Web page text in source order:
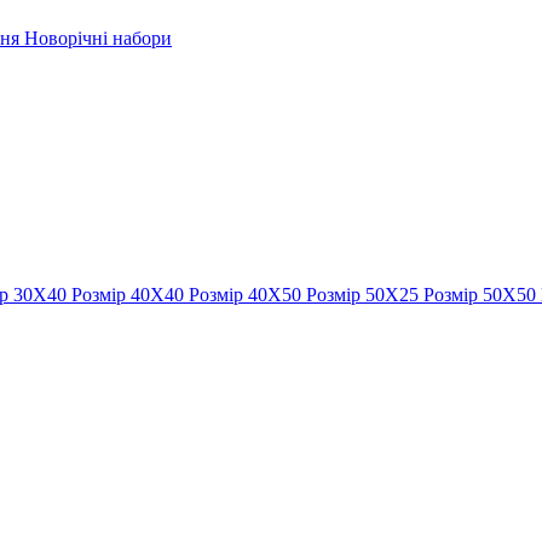
Новорічні набори
30Х40 Розмір 40Х40 Розмір 40Х50 Розмір 50Х25 Розмір 50Х50